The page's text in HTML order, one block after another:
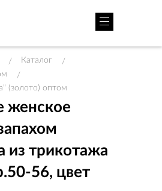
/ Каталог
/
/
(золото) оптом
женское
из трикотажа
56, цвет